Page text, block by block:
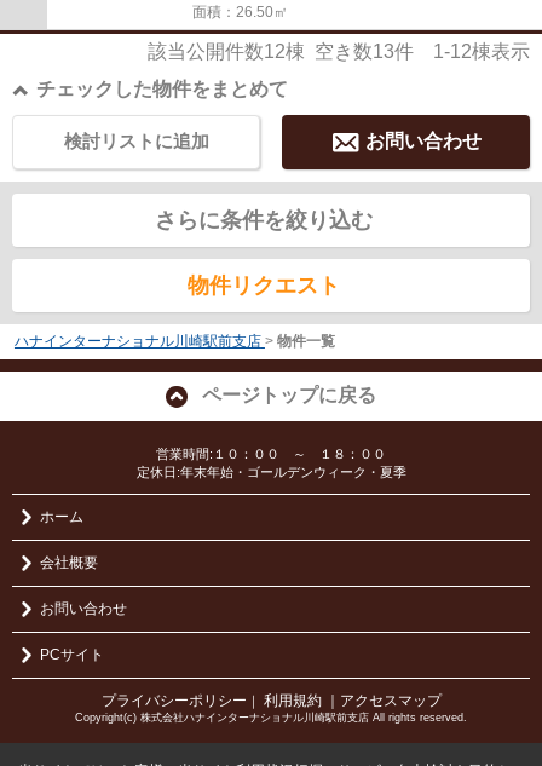
面積：26.50㎡
該当公開件数12棟 空き数13件 1-12棟表示
チェックした物件をまとめて
お問い合わせ
検討リストに追加
さらに条件を絞り込む
物件リクエスト
ハナインターナショナル川崎駅前支店 > 物件一覧
ページトップに戻る
営業時間:１０：００ ～ １８：００
定休日:年末年始・ゴールデンウィーク・夏季
ホーム
会社概要
お問い合わせ
PCサイト
プライバシーポリシー ｜ 利用規約 ｜アクセスマップ
Copyright(c) 株式会社ハナインターナショナル川崎駅前支店 All rights reserved.